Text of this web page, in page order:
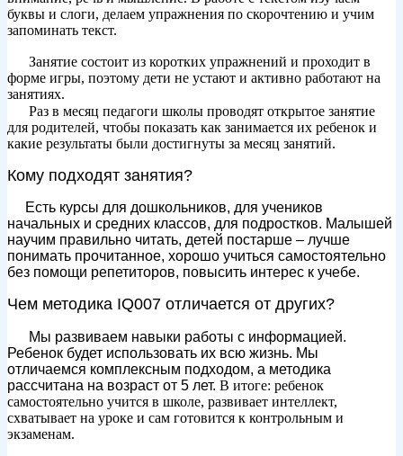
буквы и слоги, делаем упражнения по скорочтению и учим
запоминать текст.
Занятие состоит из коротких упражнений и проходит в
форме игры, поэтому дети не устают и активно работают на
занятиях.
Раз в месяц педагоги школы проводят открытое занятие
для родителей, чтобы показать как занимается их ребенок и
какие результаты были достигнуты за месяц занятий.
Кому подходят занятия?
Есть курсы для дошкольников, для учеников
начальных и средних классов, для подростков. Малышей
научим правильно читать, детей постарше – лучше
понимать прочитанное, хорошо учиться самостоятельно
без помощи репетиторов, повысить интерес к учебе.
Чем методика IQ007 отличается от других?
Мы развиваем навыки работы с информацией.
Ребенок будет использовать их всю жизнь. Мы
отличаемся комплексным подходом, а методика
рассчитана на возраст от 5 лет. В итоге: ребенок
самостоятельно учится в школе, развивает интеллект,
схватывает на уроке и сам готовится к контрольным и
экзаменам.